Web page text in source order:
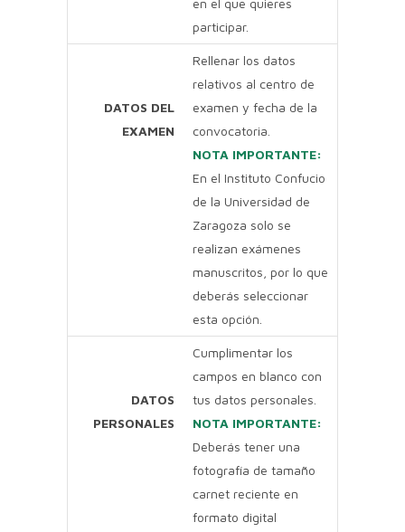
en el que quieres
participar.
DATOS DEL
EXAMEN
Rellenar los datos
relativos al centro de
examen y fecha de la
convocatoria.
NOTA IMPORTANTE:
En el Instituto Confucio
de la Universidad de
Zaragoza solo se
realizan exámenes
manuscritos, por lo que
deberás seleccionar
esta opción.
DATOS
PERSONALES
Cumplimentar los
campos en blanco con
tus datos personales.
NOTA IMPORTANTE:
Deberás tener una
fotografía de tamaño
carnet reciente en
formato digital